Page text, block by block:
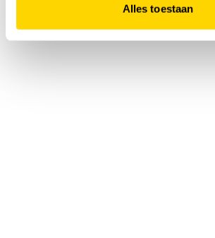
Alles toestaan